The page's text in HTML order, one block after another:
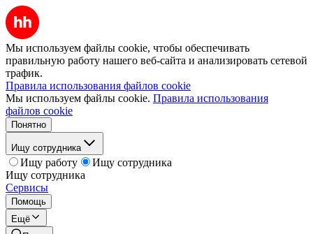
Мы используем файлы cookie, чтобы обеспечивать
правильную работу нашего веб-сайта и анализировать сетевой
трафик.
Правила использования файлов cookie
Мы используем файлы cookie. Правила использования
файлов cookie
Понятно
Ищу сотрудника
Ищу работу
Ищу сотрудника
Ищу сотрудника
Сервисы
Помощь
Ещё